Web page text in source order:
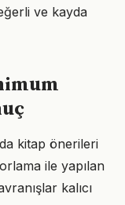
ve kayda
kitap önerileri
ile yapılan
kalıcı